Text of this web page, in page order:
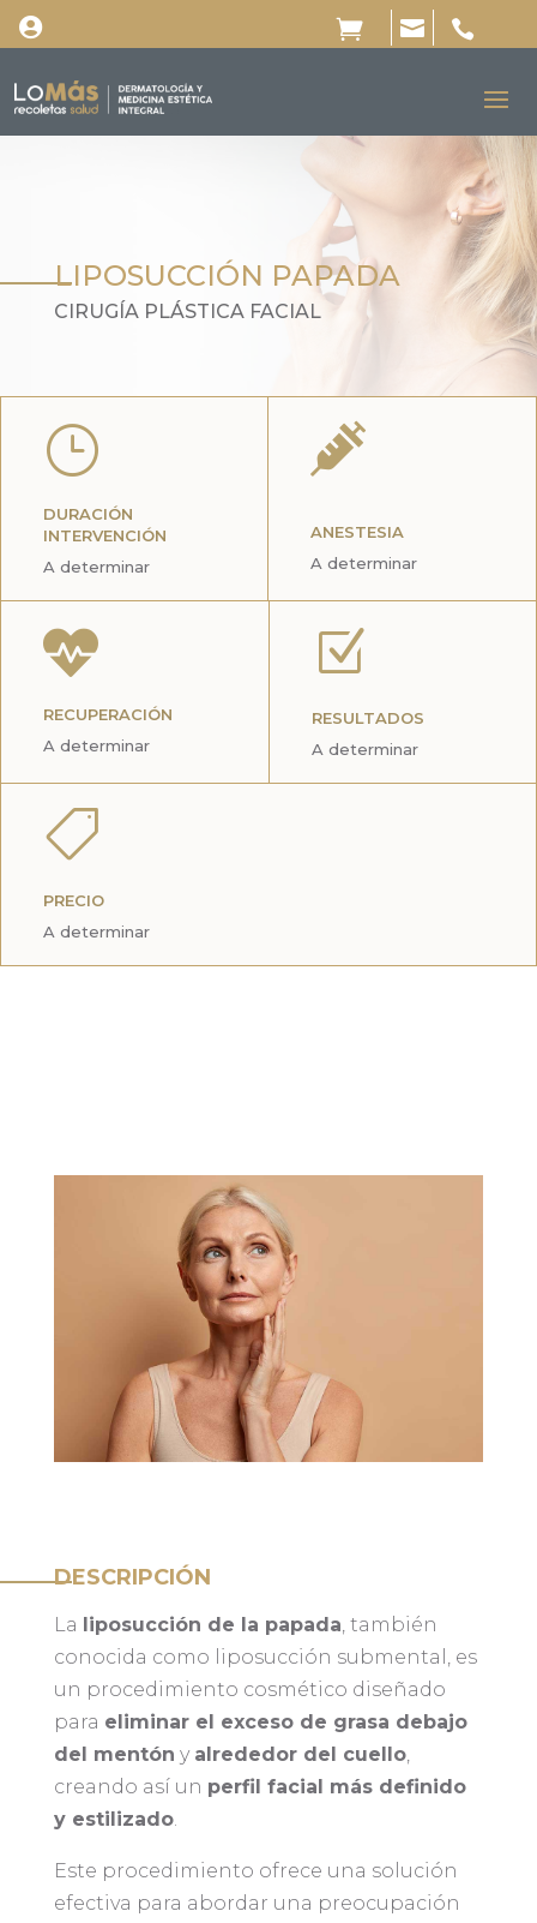
   
LIPOSUCCIÓN PAPADA
CIRUGÍA PLÁSTICA FACIAL
}
DURACIÓN
INTERVENCIÓN
A determinar

ANESTESIA
A determinar

RECUPERACIÓN
A determinar
Z
RESULTADOS
A determinar

PRECIO
A determinar
DESCRIPCIÓN
La liposucción de la papada, también
conocida como liposucción submental, es
un procedimiento cosmético diseñado
para eliminar el exceso de grasa debajo
del mentón y alrededor del cuello,
creando así un perfil facial más definido
y estilizado.
Este procedimiento ofrece una solución
efectiva para abordar una preocupación